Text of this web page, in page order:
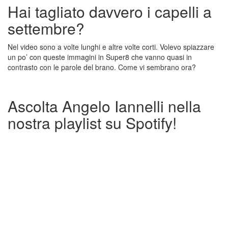
Hai tagliato davvero i capelli a
settembre?
Nel video sono a volte lunghi e altre volte corti. Volevo spiazzare
un po’ con queste immagini in Super8 che vanno quasi in
contrasto con le parole del brano. Come vi sembrano ora?
Ascolta Angelo Iannelli nella
nostra playlist su Spotify!